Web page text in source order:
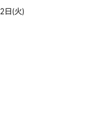
日(火)